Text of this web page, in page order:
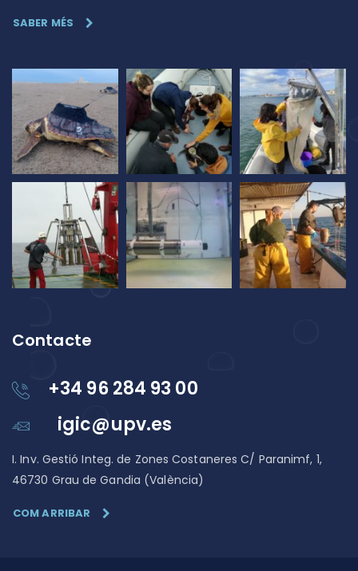
SABER MÉS
Contacte
+34 96 284 93 00
igic@upv.es
I. Inv. Gestió Integ. de Zones Costaneres C/ Paranimf, 1,
46730 Grau de Gandia (València)
COM ARRIBAR